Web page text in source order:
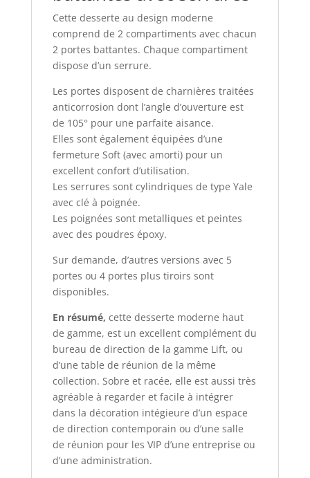
Cette desserte au design moderne
comprend de 2 compartiments avec chacun
2 portes battantes. Chaque compartiment
dispose d’un serrure.
Les portes disposent de charnières traitées
anticorrosion dont l’angle d’ouverture est
de 105° pour une parfaite aisance.
Elles sont également équipées d’une
fermeture Soft (avec amorti) pour un
excellent confort d’utilisation.
Les serrures sont cylindriques de type Yale
avec clé à poignée.
Les poignées sont metalliques et peintes
avec des poudres époxy.
Sur demande, d’autres versions avec 5
portes ou 4 portes plus tiroirs sont
disponibles.
En résumé, cette desserte moderne haut
de gamme, est un excellent complément du
bureau de direction de la gamme Lift, ou
d’une table de réunion de la même
collection. Sobre et racée, elle est aussi très
agréable à regarder et facile à intégrer
dans la décoration intégieure d’un espace
de direction contemporain ou d’une salle
de réunion pour les VIP d’une entreprise ou
d’une administration.